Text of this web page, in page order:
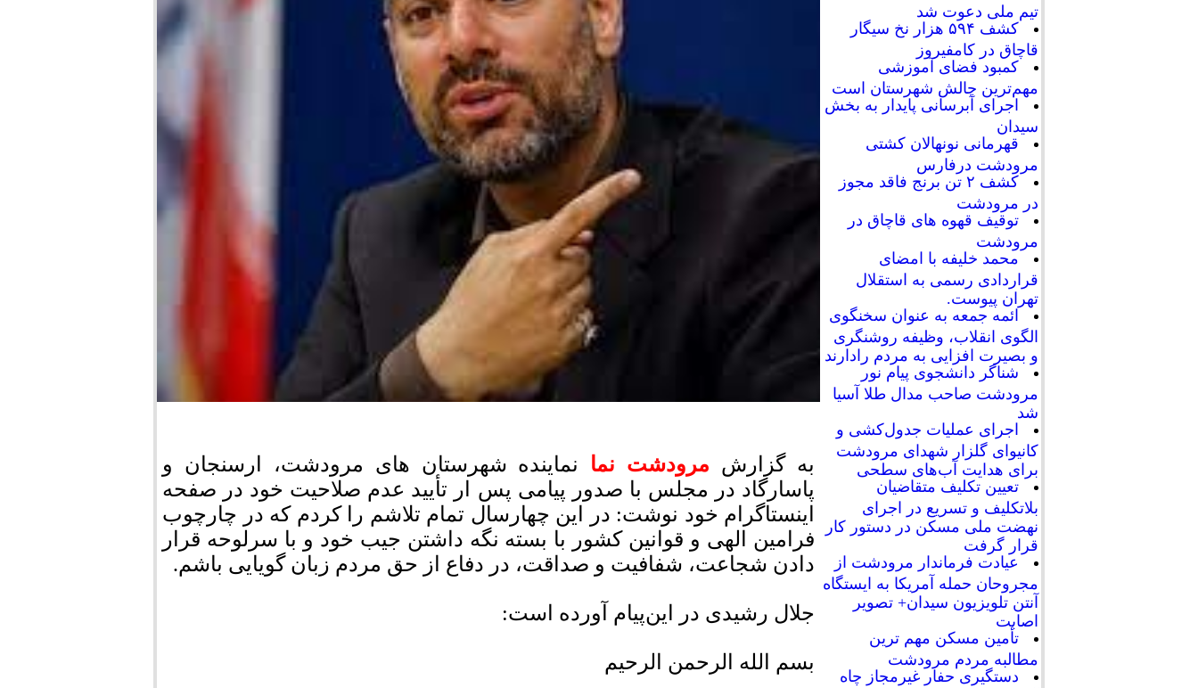
تیم ملی دعوت شد
کشف ۵۹۴ هزار نخ سیگار
قاچاق در کامفیروز
کمبود فضای آموزشی
مهم‌ترین چالش شهرستان است
اجرای آبرسانی پایدار به بخش
سیدان
قهرمانی نونهالان کشتی
مرودشت درفارس
کشف ۲ تن برنج فاقد مجوز
در مرودشت
توقیف قهوه های قاچاق در
مرودشت
محمد خلیفه با امضای
قراردادی رسمی به استقلال
تهران پیوست.
ائمه جمعه به عنوان سخنگوی
الگوی انقلاب، وظیفه روشنگری
و بصیرت افزایی به مردم رادارند
شناگر دانشجوی پیام نور
مرودشت صاحب مدال طلا آسیا
شد
اجرای عملیات جدول‌کشی و
کانیوای گلزار شهدای مرودشت
برای هدایت آب‌های سطحی
تعیین تکلیف متقاضیان
بلاتکلیف و تسریع در اجرای
نهضت ملی مسکن در دستور کار
قرار گرفت
عیادت فرماندار مرودشت از
مجروحان حمله آمریکا به ایستگاه
آنتن تلویزیون سیدان+ تصویر
اصابت
تأمین مسکن مهم ترین
مطالبه مردم مرودشت
دستگیری حفار غیرمجاز چاه
به گزارش مرودشت نما نماینده شهرستان های مرودشت، ارسنجان و
پاسارگاد در مجلس با صدور پیامی پس ار تأیید عدم صلاحیت خود در صفحه
اینستاگرام خود نوشت: در این چهارسال تمام تلاشم را کردم که در چارچوب
فرامین الهی و قوانین کشور با بسته نگه داشتن جیب خود و با سرلوحه قرار
دادن شجاعت، شفافیت و صداقت، در دفاع از حق مردم زبان گویایی باشم.
جلال رشیدی در این‌پیام آورده است:
بسم الله الرحمن الرحیم